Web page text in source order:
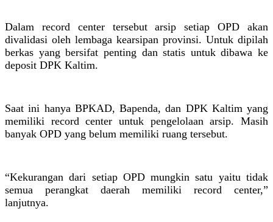
Dalam record center tersebut arsip setiap OPD akan
divalidasi oleh lembaga kearsipan provinsi. Untuk dipilah
berkas yang bersifat penting dan statis untuk dibawa ke
deposit DPK Kaltim.
Saat ini hanya BPKAD, Bapenda, dan DPK Kaltim yang
memiliki record center untuk pengelolaan arsip. Masih
banyak OPD yang belum memiliki ruang tersebut.
“Kekurangan dari setiap OPD mungkin satu yaitu tidak
semua perangkat daerah memiliki record center,”
lanjutnya.